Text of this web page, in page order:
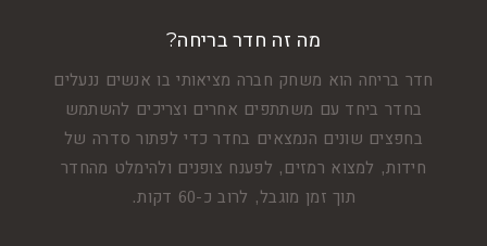
מה זה חדר בריחה?
חדר בריחה הוא משחק חברה מציאותי בו אנשים ננעלים
בחדר ביחד עם משתתפים אחרים וצריכים להשתמש
בחפצים שונים הנמצאים בחדר כדי לפתור סדרה של
חידות, למצוא רמזים, לפענח צופנים ולהימלט מהחדר
תוך זמן מוגבל, לרוב כ-60 דקות.